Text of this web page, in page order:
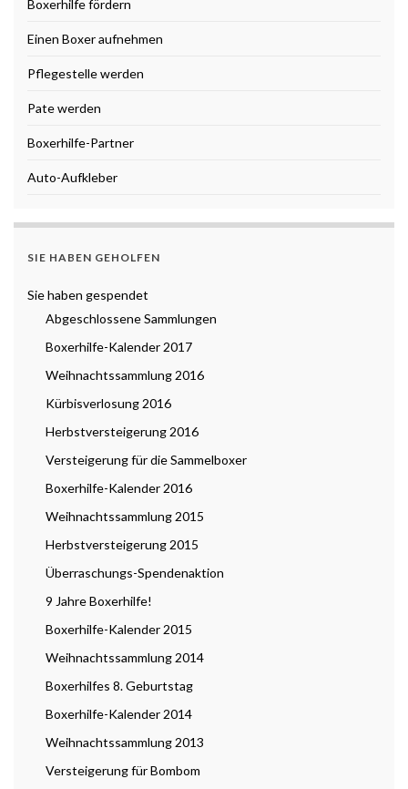
Boxerhilfe fördern
Einen Boxer aufnehmen
Pflegestelle werden
Pate werden
Boxerhilfe-Partner
Auto-Aufkleber
SIE HABEN GEHOLFEN
Sie haben gespendet
Abgeschlossene Sammlungen
Boxerhilfe-Kalender 2017
Weihnachtssammlung 2016
Kürbisverlosung 2016
Herbstversteigerung 2016
Versteigerung für die Sammelboxer
Boxerhilfe-Kalender 2016
Weihnachtssammlung 2015
Herbstversteigerung 2015
Überraschungs-Spendenaktion
9 Jahre Boxerhilfe!
Boxerhilfe-Kalender 2015
Weihnachtssammlung 2014
Boxerhilfes 8. Geburtstag
Boxerhilfe-Kalender 2014
Weihnachtssammlung 2013
Versteigerung für Bombom